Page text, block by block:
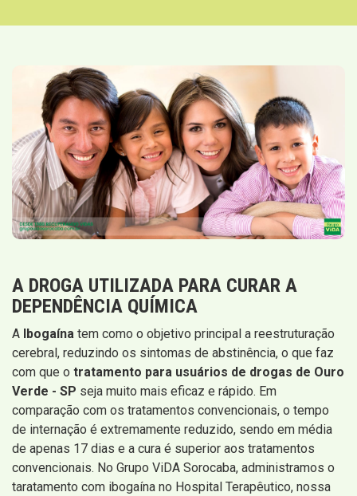
A DROGA UTILIZADA PARA CURAR A
DEPENDÊNCIA QUÍMICA
A Ibogaína tem como o objetivo principal a reestruturação
cerebral, reduzindo os sintomas de abstinência, o que faz
com que o tratamento para usuários de drogas de Ouro
Verde - SP seja muito mais eficaz e rápido. Em
comparação com os tratamentos convencionais, o tempo
de internação é extremamente reduzido, sendo em média
de apenas 17 dias e a cura é superior aos tratamentos
convencionais. No Grupo ViDA Sorocaba, administramos o
taratamento com ibogaína no Hospital Terapêutico, nossa